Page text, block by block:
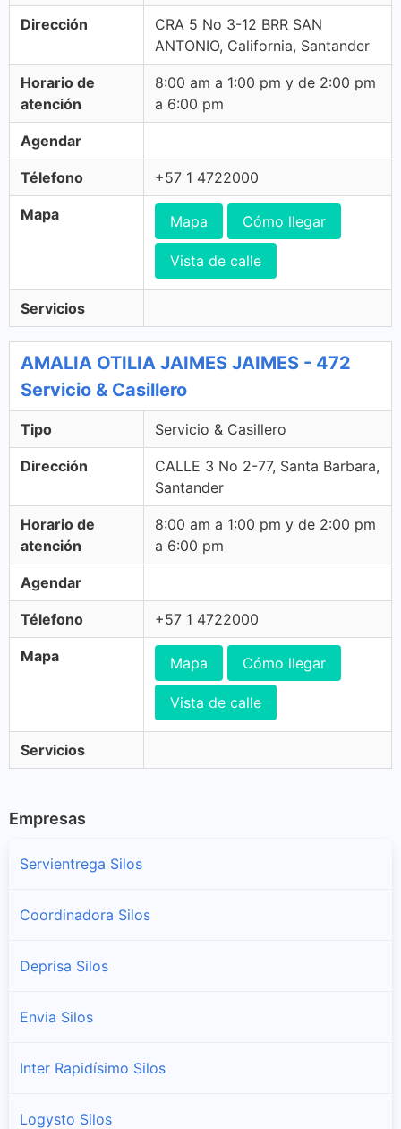
Dirección
CRA 5 No 3-12 BRR SAN
ANTONIO, California, Santander
Horario de
atención
8:00 am a 1:00 pm y de 2:00 pm
a 6:00 pm
Agendar
Télefono +57 1 4722000
Mapa Mapa Cómo llegar
Vista de calle
Servicios
AMALIA OTILIA JAIMES JAIMES - 472
Servicio & Casillero
Tipo Servicio & Casillero
Dirección
CALLE 3 No 2-77, Santa Barbara,
Santander
Horario de
atención
8:00 am a 1:00 pm y de 2:00 pm
a 6:00 pm
Agendar
Télefono +57 1 4722000
Mapa Mapa Cómo llegar
Vista de calle
Servicios
Empresas
Servientrega Silos
Coordinadora Silos
Deprisa Silos
Envia Silos
Inter Rapidísimo Silos
Logysto Silos